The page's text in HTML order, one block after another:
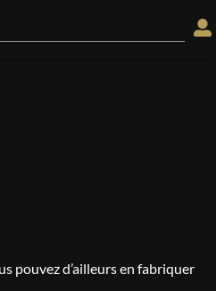
pouvez d’ailleurs en fabriquer